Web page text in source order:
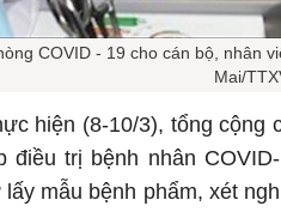
COVID - 19 cho cán bộ, nhân
Mai/
hiện (8-10/3), tổng
điều trị bệnh nhân
mẫu bệnh phẩm, xét